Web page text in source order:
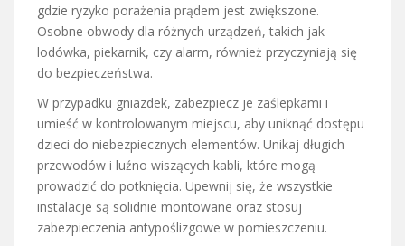
gdzie ryzyko porażenia prądem jest zwiększone.
Osobne obwody dla różnych urządzeń, takich jak
lodówka, piekarnik, czy alarm, również przyczyniają się
do bezpieczeństwa.
W przypadku gniazdek, zabezpiecz je zaślepkami i
umieść w kontrolowanym miejscu, aby uniknąć dostępu
dzieci do niebezpiecznych elementów. Unikaj długich
przewodów i luźno wiszących kabli, które mogą
prowadzić do potknięcia. Upewnij się, że wszystkie
instalacje są solidnie montowane oraz stosuj
zabezpieczenia antypoślizgowe w pomieszczeniu.